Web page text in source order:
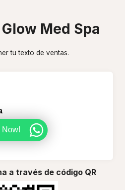
Med Spa
tu texto de ventas.
Now!
a través de código QR